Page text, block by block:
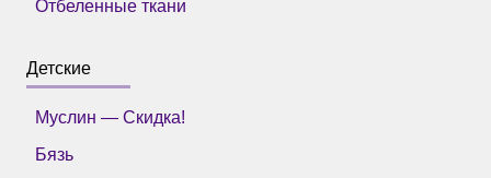
Отбеленные ткани
Детские
Муслин — Скидка!
Бязь